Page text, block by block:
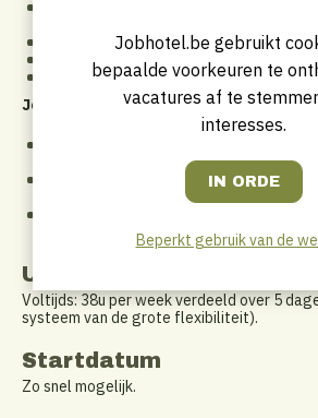
… een vlekkeloze uitspraak in het
… ook Frans en Engels onder de knie.
... een horeca-opleiding gevolgd? Dat is
Jouw sterktes zijn:
Flexibiliteit. Frequent weekend- of
werkritme vind je prima.
Gastvrijheid. Vragen van klanten?
problemen op.
Uurrooster
Voltijds: 38u per week verdeeld over 5
systeem van de grote flexibiliteit).
Startdatum
Zo snel mogelijk.
Jobhotel.be gebruikt
bepaalde voorkeuren te
vacatures af te
interesses.
Beperkt gebruik van de